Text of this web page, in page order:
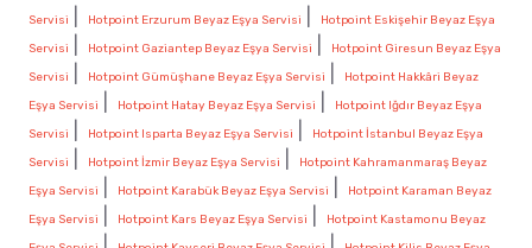
Servisi
Hotpoint Erzurum Beyaz Eşya Servisi
Hotpoint Eskişehir Beyaz Eşya
Servisi
Hotpoint Gaziantep Beyaz Eşya Servisi
Hotpoint Giresun Beyaz Eşya
Servisi
Hotpoint Gümüşhane Beyaz Eşya Servisi
Hotpoint Hakkâri Beyaz
Eşya Servisi
Hotpoint Hatay Beyaz Eşya Servisi
Hotpoint Iğdır Beyaz Eşya
Servisi
Hotpoint Isparta Beyaz Eşya Servisi
Hotpoint İstanbul Beyaz Eşya
Servisi
Hotpoint İzmir Beyaz Eşya Servisi
Hotpoint Kahramanmaraş Beyaz
Eşya Servisi
Hotpoint Karabük Beyaz Eşya Servisi
Hotpoint Karaman Beyaz
Eşya Servisi
Hotpoint Kars Beyaz Eşya Servisi
Hotpoint Kastamonu Beyaz